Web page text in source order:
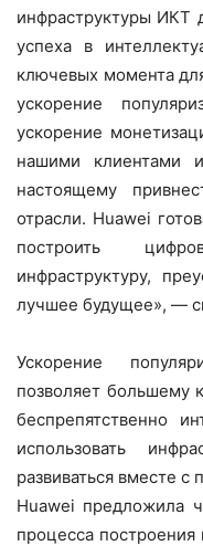
инфраструктуры ИКТ
успеха в
ключевых момента
ускорение
ускорение
нашими клиентами
настоящему
отрасли. Huawei
построить
инфраструктуру,
лучшее будущее», —
Ускорение
позволяет большему
беспрепятственно
использовать
развиваться вместе
Huawei предложила
процесса построения